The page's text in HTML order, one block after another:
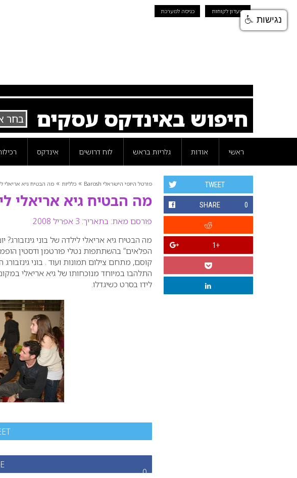
מועדון לקוחות כניסה למערכת
חיפוש באינדקס עסקים
ראשי אודות גלריות בראש לוח דרושים אינדקס
פורטל היופי הישראלי Barosh » כלליות » מה הבטיח גיא אריאלי
מה הבטיח גיא אריאלי
פורסם מאת: בתאריך: 3 אפריל 2008
TWEET
SHARE 0
+1 מה הבטיח גיא אריאלי לילדה של בוני גינזבורג?
הפלאים” בהשתתפות נטלי פורטמן ודסטין
קוסם, מתחם צילום תמונות ועוד . בוני
התלהבו במיוחד מנוכחותו של גיא אריאלי
לידו בסרט כשיגדלו.
0
נגישות